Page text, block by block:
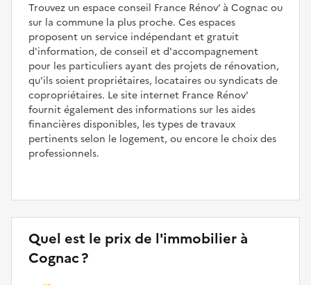
Trouvez un espace conseil France Rénov’ à Cognac ou
sur la commune la plus proche. Ces espaces
proposent un service indépendant et gratuit
d'information, de conseil et d'accompagnement
pour les particuliers ayant des projets de rénovation,
qu'ils soient propriétaires, locataires ou syndicats de
copropriétaires. Le site internet France Rénov'
fournit également des informations sur les aides
financières disponibles, les types de travaux
pertinents selon le logement, ou encore le choix des
professionnels.
Quel est le prix de l'immobilier à
Cognac ?